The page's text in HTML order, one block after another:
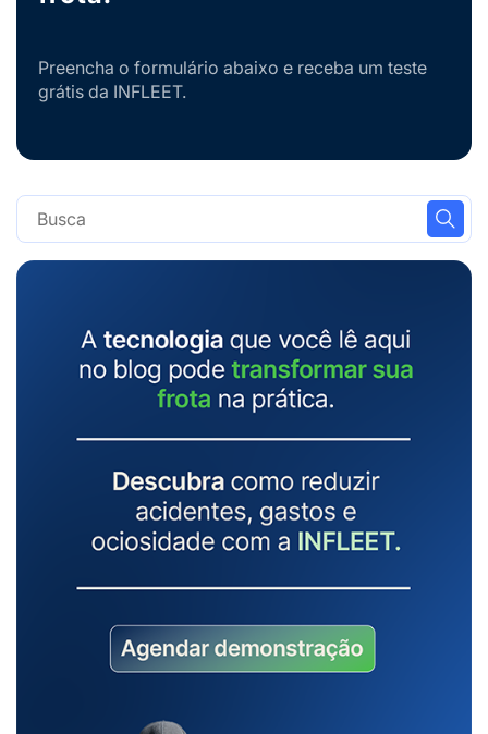
Preencha o formulário abaixo e receba um teste
grátis da INFLEET.